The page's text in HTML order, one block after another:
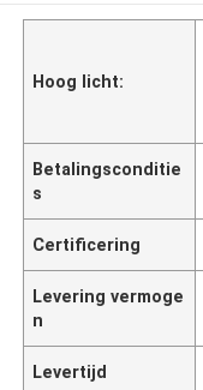
Hoog licht:
Betalingsconditie
s
Certificering
Levering vermoge
n
Levertijd